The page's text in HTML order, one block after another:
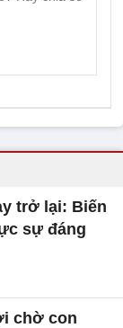
trở lại: Biến
sự đáng
chờ con